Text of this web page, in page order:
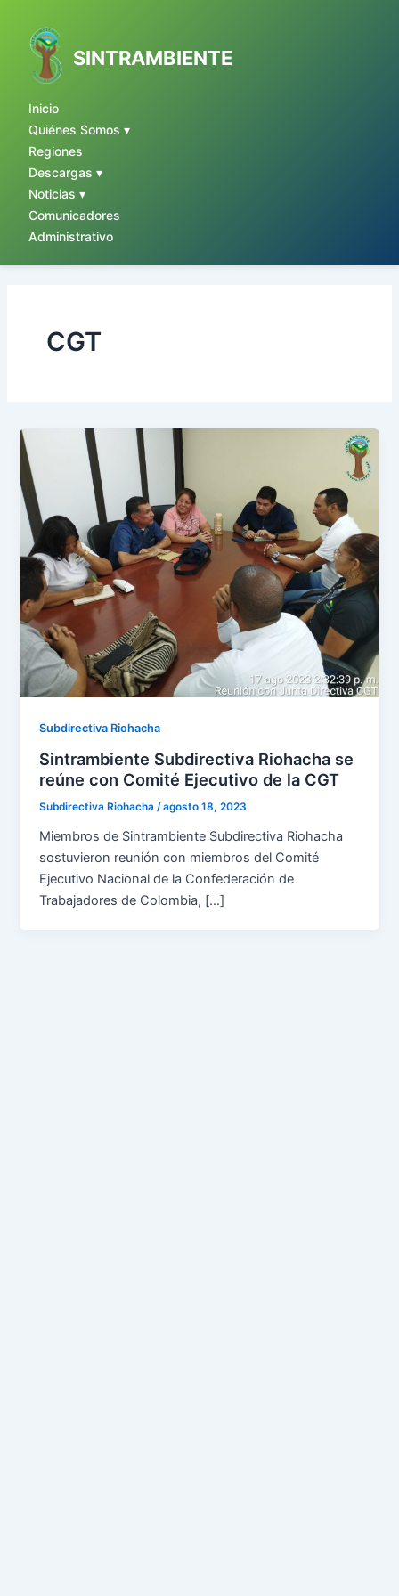
SINTRAMBIENTE
Inicio
Quiénes Somos ▾
Regiones
Descargas ▾
Noticias ▾
Comunicadores
Administrativo
contenido
CGT
Subdirectiva Riohacha
Sintrambiente Subdirectiva Riohacha se
reúne con Comité Ejecutivo de la CGT
Subdirectiva Riohacha /agosto 18, 2023
Miembros de Sintrambiente Subdirectiva Riohacha
sostuvieron reunión con miembros del Comité
Ejecutivo Nacional de la Confederación de
Trabajadores de Colombia, […]